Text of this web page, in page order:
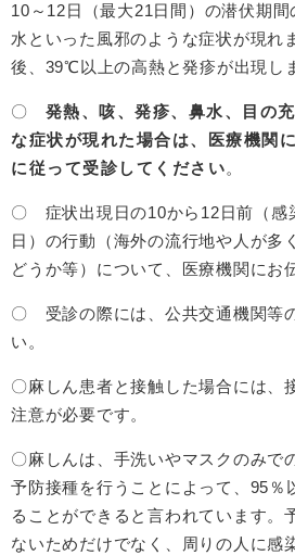
10～12日（最大21日間）の潜伏期
水といった風邪のような症状が現れ
後、39℃以上の高熱と発疹が出現し
〇 発熱、咳、発疹、鼻水、目の
な症状が現れた場合は、医療機関
に従って受診してください。
〇 症状出現日の10から12日前（感
日）の行動（海外の流行地や人が多
どうか等）について、医療機関にお
〇 受診の際には、公共交通機関等
い。​
〇麻しん患者と接触した場合には、
注意が必要です。
〇麻しんは、手洗いやマスクのみで
予防接種を行うことによって、95％
ることができると言われています。
ないためだけでなく、周りの人に感